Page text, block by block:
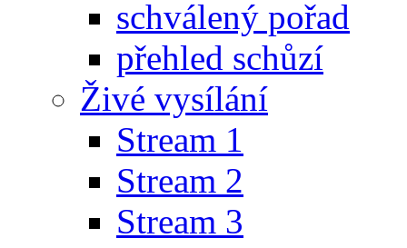
schválený pořad
přehled schůzí
Živé vysílání
Stream 1
Stream 2
Stream 3